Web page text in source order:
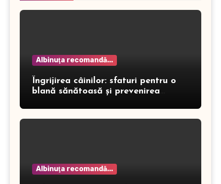
Albinuţa recomandă...
Îngrijirea câinilor: sfaturi pentru o
blană sănătoasă și prevenirea
Albinuţa recomandă...